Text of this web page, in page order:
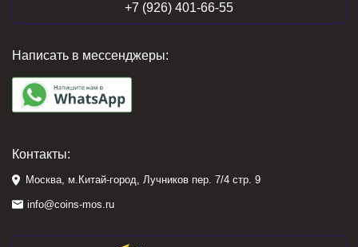
+7 (926) 401-66-55
Написать в мессенджеры:
Контакты:
Москва, м.Китай-город, Лучников пер. 7/4 стр. 9
info@coins-mos.ru